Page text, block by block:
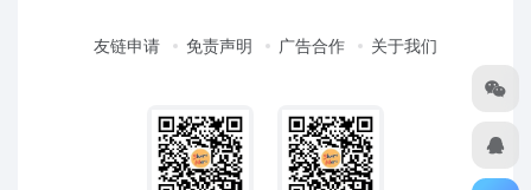
友链申请 免责声明 广告合作 关于我们